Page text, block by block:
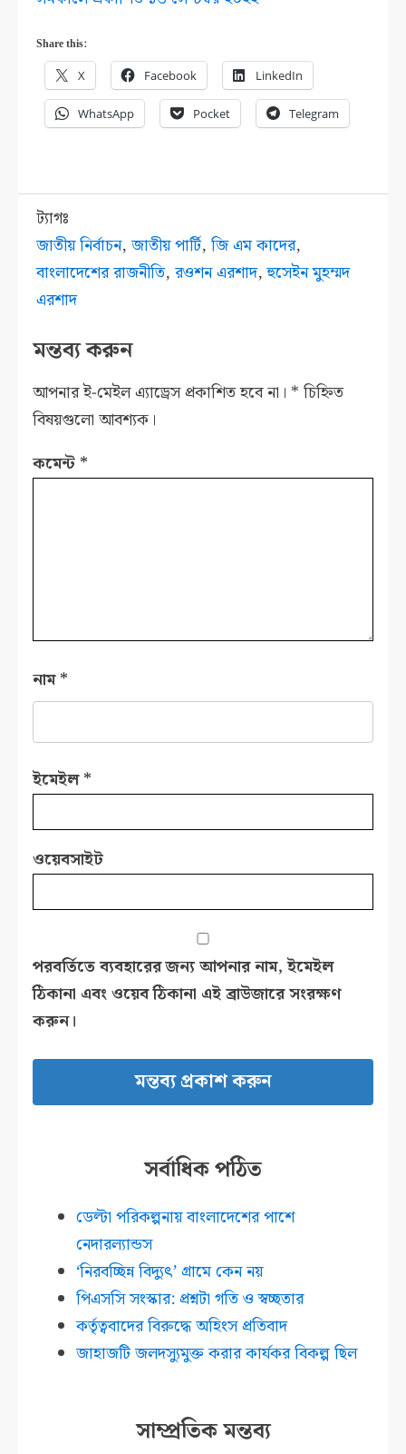
Share this:
X Facebook LinkedIn
WhatsApp Pocket Telegram
ট্যাগঃ
জাতীয় নির্বাচন,জাতীয় পার্টি,জি এম কাদের,
বাংলাদেশের রাজনীতি,রওশন এরশাদ,হুসেইন মুহম্মদ
এরশাদ
মন্তব্য করুন
আপনার ই-মেইল এ্যাড্রেস প্রকাশিত হবে না। * চিহ্নিত
বিষয়গুলো আবশ্যক।
কমেন্ট *
নাম*
ইমেইল*
ওয়েবসাইট
পরবর্তিতে ব্যবহারের জন্য আপনার নাম, ইমেইল
ঠিকানা এবং ওয়েব ঠিকানা এই ব্রাউজারে সংরক্ষণ
করুন।
সর্বাধিক পঠিত
ডেল্টা পরিকল্পনায় বাংলাদেশের পাশে
নেদারল্যান্ডস
‘নিরবচ্ছিন্ন বিদ্যুৎ’ গ্রামে কেন নয়
পিএসসি সংস্কার: প্রশ্নটা গতি ও স্বচ্ছতার
কর্তৃত্ববাদের বিরুদ্ধে অহিংস প্রতিবাদ
জাহাজটি জলদস্যুমুক্ত করার কার্যকর বিকল্প ছিল
সাম্প্রতিক মন্তব্য